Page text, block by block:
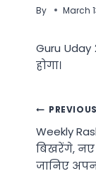
By March
Guru
होगा।
Post
PREVIOUS
Weekly
बिखरेंगे, नए
जानिए